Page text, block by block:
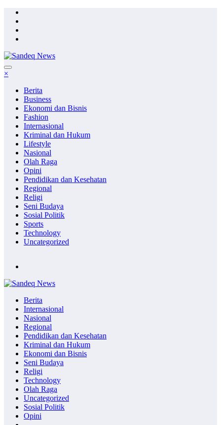
Skip
content
×
Berita
Business
Ekonomi dan Bisnis
Fashion
Internasional
Kriminal dan Hukum
Lifestyle
Nasional
Olah Raga
Opini
Pendidikan dan Kesehatan
Regional
Religi
Seni Budaya
Sosial Politik
Sports
Technology
Uncategorized
Berita
Internasional
Nasional
Regional
Pendidikan dan Kesehatan
Kriminal dan Hukum
Ekonomi dan Bisnis
Seni Budaya
Religi
Technology
Olah Raga
Uncategorized
Sosial Politik
Opini